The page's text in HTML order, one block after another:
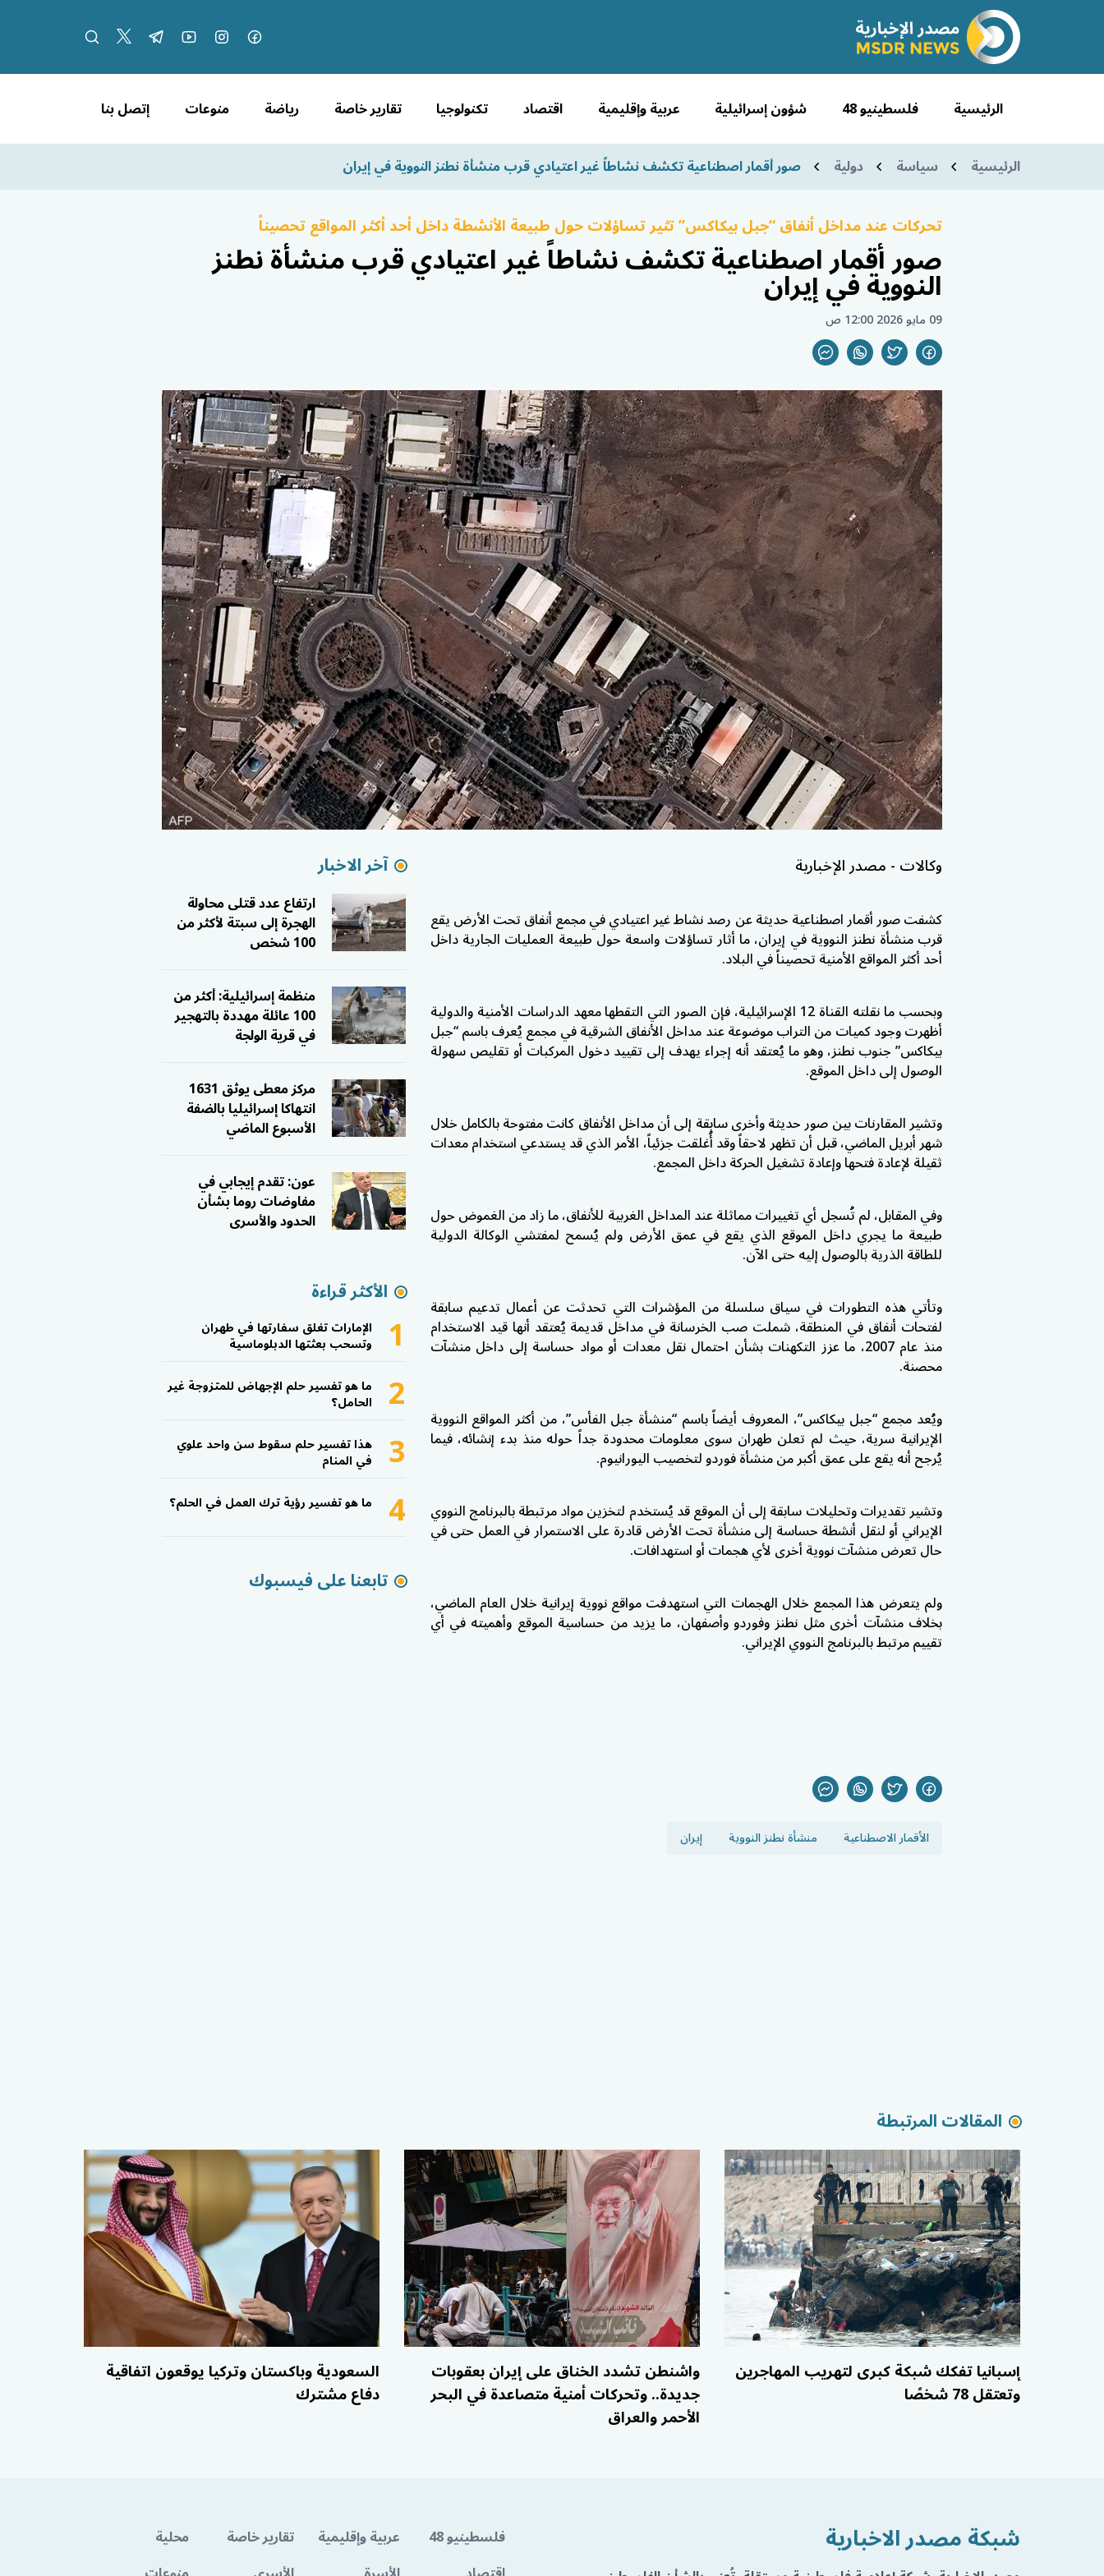
الرئيسية فلسطينيو 48 شؤون إسرائيلية عربية وإقليمية اقتصاد تكنولوجيا تقارير خاصة رياضة منوعات إتصل بنا
الرئيسية سياسة دولية صور أقمار اصطناعية تكشف نشاطاً غير اعتيادي قرب منشأة نطنز النووية في إيران
تحركات عند مداخل أنفاق “جبل بيكاكس” تثير تساؤلات حول طبيعة الأنشطة داخل أحد أكثر المواقع تحصيناً
صور أقمار اصطناعية تكشف نشاطاً غير اعتيادي قرب منشأة نطنز
النووية في إيران
09 مايو 2026 12:00 ص
وكالات - مصدر الإخبارية
كشفت صور أقمار اصطناعية حديثة عن رصد نشاط غير اعتيادي في مجمع أنفاق تحت الأرض يقع
قرب منشأة نطنز النووية في إيران، ما أثار تساؤلات واسعة حول طبيعة العمليات الجارية داخل
أحد أكثر المواقع الأمنية تحصيناً في البلاد.
وبحسب ما نقلته القناة 12 الإسرائيلية، فإن الصور التي التقطها معهد الدراسات الأمنية والدولية
أظهرت وجود كميات من التراب موضوعة عند مداخل الأنفاق الشرقية في مجمع يُعرف باسم “جبل
بيكاكس” جنوب نطنز، وهو ما يُعتقد أنه إجراء يهدف إلى تقييد دخول المركبات أو تقليص سهولة
الوصول إلى داخل الموقع.
وتشير المقارنات بين صور حديثة وأخرى سابقة إلى أن مداخل الأنفاق كانت مفتوحة بالكامل خلال
شهر أبريل الماضي، قبل أن تظهر لاحقاً وقد أُغلقت جزئياً، الأمر الذي قد يستدعي استخدام معدات
ثقيلة لإعادة فتحها وإعادة تشغيل الحركة داخل المجمع.
وفي المقابل، لم تُسجل أي تغييرات مماثلة عند المداخل الغربية للأنفاق، ما زاد من الغموض حول
طبيعة ما يجري داخل الموقع الذي يقع في عمق الأرض ولم يُسمح لمفتشي الوكالة الدولية
للطاقة الذرية بالوصول إليه حتى الآن.
وتأتي هذه التطورات في سياق سلسلة من المؤشرات التي تحدثت عن أعمال تدعيم سابقة
لفتحات أنفاق في المنطقة، شملت صب الخرسانة في مداخل قديمة يُعتقد أنها قيد الاستخدام
منذ عام 2007، ما عزز التكهنات بشأن احتمال نقل معدات أو مواد حساسة إلى داخل منشآت
محصنة.
ويُعد مجمع “جبل بيكاكس”، المعروف أيضاً باسم “منشأة جبل الفأس”، من أكثر المواقع النووية
الإيرانية سرية، حيث لم تعلن طهران سوى معلومات محدودة جداً حوله منذ بدء إنشائه، فيما
يُرجح أنه يقع على عمق أكبر من منشأة فوردو لتخصيب اليورانيوم.
وتشير تقديرات وتحليلات سابقة إلى أن الموقع قد يُستخدم لتخزين مواد مرتبطة بالبرنامج النووي
الإيراني أو لنقل أنشطة حساسة إلى منشأة تحت الأرض قادرة على الاستمرار في العمل حتى في
حال تعرض منشآت نووية أخرى لأي هجمات أو استهدافات.
ولم يتعرض هذا المجمع خلال الهجمات التي استهدفت مواقع نووية إيرانية خلال العام الماضي،
بخلاف منشآت أخرى مثل نطنز وفوردو وأصفهان، ما يزيد من حساسية الموقع وأهميته في أي
تقييم مرتبط بالبرنامج النووي الإيراني.
الأقمار الاصطناعية منشأة نطنز النووية إيران
آخر الاخبار
ارتفاع عدد قتلى محاولة
الهجرة إلى سبتة لأكثر من
100 شخص
منظمة إسرائيلية: أكثر من
100 عائلة مهددة بالتهجير
في قرية الولجة
مركز معطى يوثق 1631
انتهاكا إسرائيليا بالضفة
الأسبوع الماضي
عون: تقدم إيجابي في
مفاوضات روما بشأن
الحدود والأسرى
الأكثر قراءة
1 الإمارات تغلق سفارتها في طهران
وتسحب بعثتها الدبلوماسية
2 ما هو تفسير حلم الإجهاض للمتزوجة غير
الحامل؟
3 هذا تفسير حلم سقوط سن واحد علوي
في المنام
4 ما هو تفسير رؤية ترك العمل في الحلم؟
تابعنا على فيسبوك
المقالات المرتبطة
إسبانيا تفكك شبكة كبرى لتهريب المهاجرين
وتعتقل 78 شخصًا
واشنطن تشدد الخناق على إيران بعقوبات
جديدة.. وتحركات أمنية متصاعدة في البحر
الأحمر والعراق
السعودية وباكستان وتركيا يوقعون اتفاقية
دفاع مشترك
شبكة مصدر الاخبارية فلسطينيو 48 عربية وإقليمية تقارير خاصة
محلية